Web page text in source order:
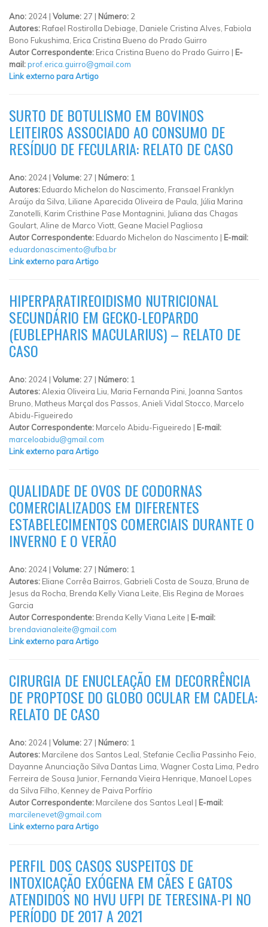
Ano: 2024 | Volume: 27 | Número: 2
Autores: Rafael Rostirolla Debiage, Daniele Cristina Alves, Fabiola
Bono Fukushima, Erica Cristina Bueno do Prado Guirro
Autor Correspondente: Erica Cristina Bueno do Prado Guirro | E-
mail:prof.erica.guirro@gmail.com
Link externo para Artigo
SURTO DE BOTULISMO EM BOVINOS
LEITEIROS ASSOCIADO AO CONSUMO DE
RESÍDUO DE FECULARIA: RELATO DE CASO
Ano: 2024 | Volume: 27 | Número: 1
Autores: Eduardo Michelon do Nascimento, Fransael Franklyn
Araújo da Silva, Liliane Aparecida Oliveira de Paula, Júlia Marina
Zanotelli, Karim Cristhine Pase Montagnini, Juliana das Chagas
Goulart, Aline de Marco Viott, Geane Maciel Pagliosa
Autor Correspondente: Eduardo Michelon do Nascimento | E-mail:
eduardonascimento@ufba.br
Link externo para Artigo
HIPERPARATIREOIDISMO NUTRICIONAL
SECUNDÁRIO EM GECKO-LEOPARDO
(EUBLEPHARIS MACULARIUS) – RELATO DE
CASO
Ano: 2024 | Volume: 27 | Número: 1
Autores:Alexia Oliveira Liu, Maria Fernanda Pini, Joanna Santos
Bruno, Matheus Marçal dos Passos, Anieli Vidal Stocco, Marcelo
Abidu-Figueiredo
Autor Correspondente: Marcelo Abidu-Figueiredo | E-mail:
marceloabidu@gmail.com
Link externo para Artigo
QUALIDADE DE OVOS DE CODORNAS
COMERCIALIZADOS EM DIFERENTES
ESTABELECIMENTOS COMERCIAIS DURANTE O
INVERNO E O VERÃO
Ano: 2024 | Volume: 27 | Número: 1
Autores: Eliane Corrêa Bairros, Gabrieli Costa de Souza, Bruna de
Jesus da Rocha, Brenda Kelly Viana Leite, Elis Regina de Moraes
Garcia
Autor Correspondente: Brenda Kelly Viana Leite | E-mail:
brendavianaleite@gmail.com
Link externo para Artigo
CIRURGIA DE ENUCLEAÇÃO EM DECORRÊNCIA
DE PROPTOSE DO GLOBO OCULAR EM CADELA:
RELATO DE CASO
Ano: 2024 | Volume: 27 | Número: 1
Autores: Marcilene dos Santos Leal, Stefanie Cecília Passinho Feio,
Dayanne Anunciação Silva Dantas Lima, Wagner Costa Lima, Pedro
Ferreira de Sousa Junior, Fernanda Vieira Henrique, Manoel Lopes
da Silva Filho, Kenney de Paiva Porfírio
Autor Correspondente: Marcilene dos Santos Leal | E-mail:
marcilenevet@gmail.com
Link externo para Artigo
PERFIL DOS CASOS SUSPEITOS DE
INTOXICAÇÃO EXÓGENA EM CÃES E GATOS
ATENDIDOS NO HVU UFPI DE TERESINA-PI NO
PERÍODO DE 2017 A 2021